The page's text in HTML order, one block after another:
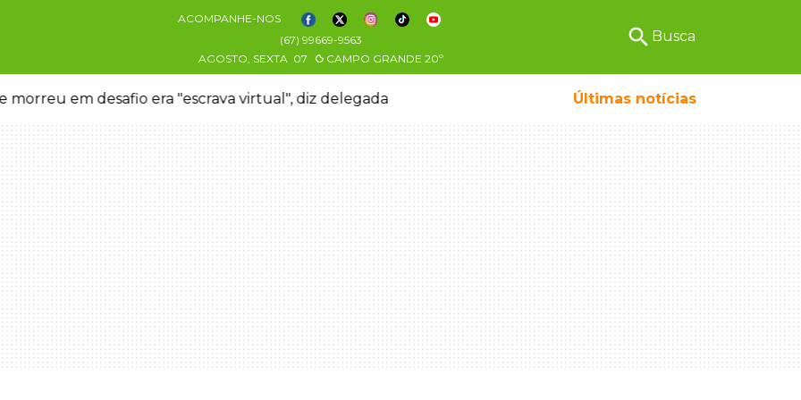
ACOMPANHE-NOS
(67) 99669-9563
AGOSTO, SEXTA 07 CAMPO GRANDE 20º
search Busca
morreu em desafio era "escrava virtual", diz delegada Últimas notícias